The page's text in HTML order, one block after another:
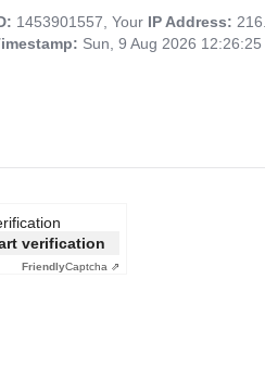
1453901557, Your IP Address:
Sun, 9 Aug 2026
verification
FriendlyCaptcha ⇗